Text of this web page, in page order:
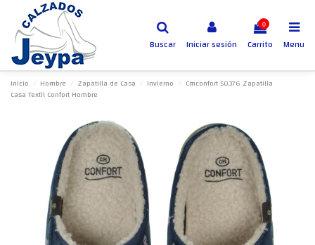
Buscar Iniciar sesión
0
Carrito Menu
Inicio Hombre Zapatilla de Casa Invierno
Cmconfort 50376 Zapatilla
Casa Textil Confort Hombre